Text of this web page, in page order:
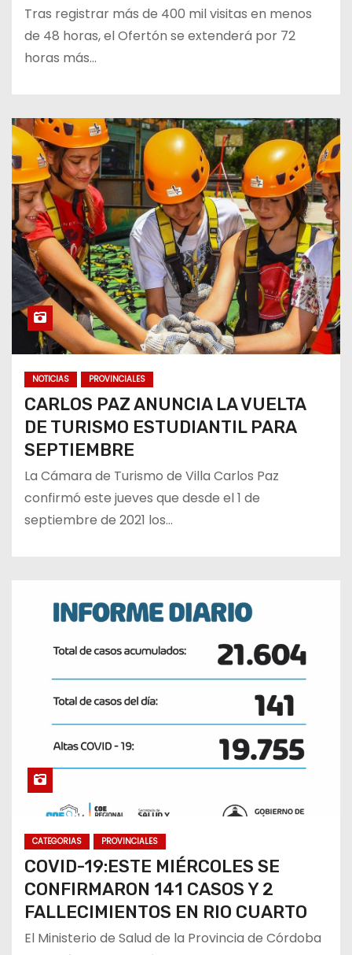
Tras registrar más de 400 mil visitas en menos
de 48 horas, el Ofertón se extenderá por 72
horas más…
NOTICIAS PROVINCIALES
CARLOS PAZ ANUNCIA LA VUELTA
DE TURISMO ESTUDIANTIL PARA
SEPTIEMBRE
La Cámara de Turismo de Villa Carlos Paz
confirmó este jueves que desde el 1 de
septiembre de 2021 los…
CATEGORIAS PROVINCIALES
COVID-19:ESTE MIÉRCOLES SE
CONFIRMARON 141 CASOS Y 2
FALLECIMIENTOS EN RIO CUARTO
El Ministerio de Salud de la Provincia de Córdoba